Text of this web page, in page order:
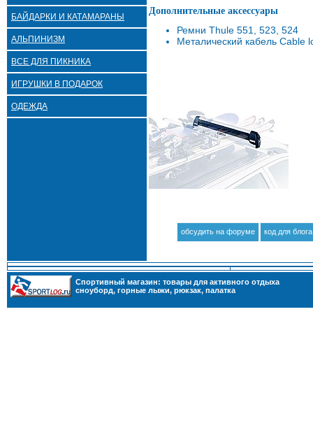
БАЙДАРКИ И КАТАМАРАНЫ
АЛЬПИНИЗМ
ВСЕ ДЛЯ ПИКНИКА
ИГРУШКИ В ПОДАРОК
ОДЕЖДА
Дополнительные аксессуары
Ремни Thule 551, 523, 524
Металический кабель Cable
обсудить на форуме код для блога
Cпортивный магазин: товары для активного отдыха
сноуборд, горные лыжи, рюкзак, палатка